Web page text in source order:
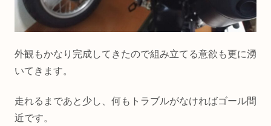
外観もかなり完成してきたので組み立てる意欲も更に湧
いてきます。
走れるまであと少し、何もトラブルがなければゴール間
近です。